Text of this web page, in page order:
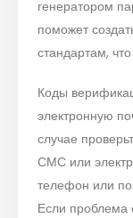
генератором
поможет
стандартам,
Коды
электронную
случае
СМС или
телефон или
Если проблема